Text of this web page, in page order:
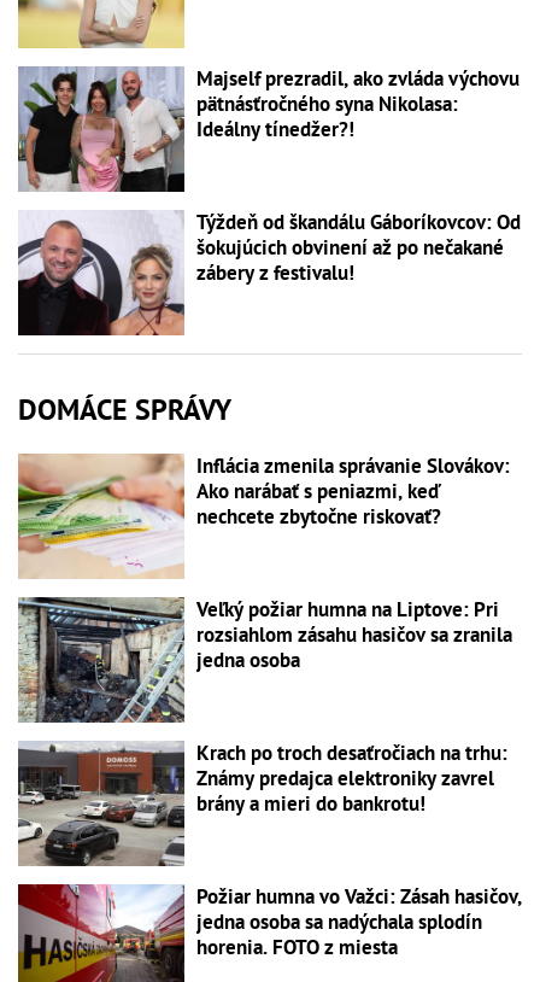
Majself prezradil, ako zvláda výchovu
pätnásťročného syna Nikolasa:
Ideálny tínedžer?!
Týždeň od škandálu Gáboríkovcov: Od
šokujúcich obvinení až po nečakané
zábery z festivalu!
DOMÁCE SPRÁVY
Inflácia zmenila správanie Slovákov:
Ako narábať s peniazmi, keď
nechcete zbytočne riskovať?
Veľký požiar humna na Liptove: Pri
rozsiahlom zásahu hasičov sa zranila
jedna osoba
Krach po troch desaťročiach na trhu:
Známy predajca elektroniky zavrel
brány a mieri do bankrotu!
Požiar humna vo Važci: Zásah hasičov,
jedna osoba sa nadýchala splodín
horenia. FOTO z miesta